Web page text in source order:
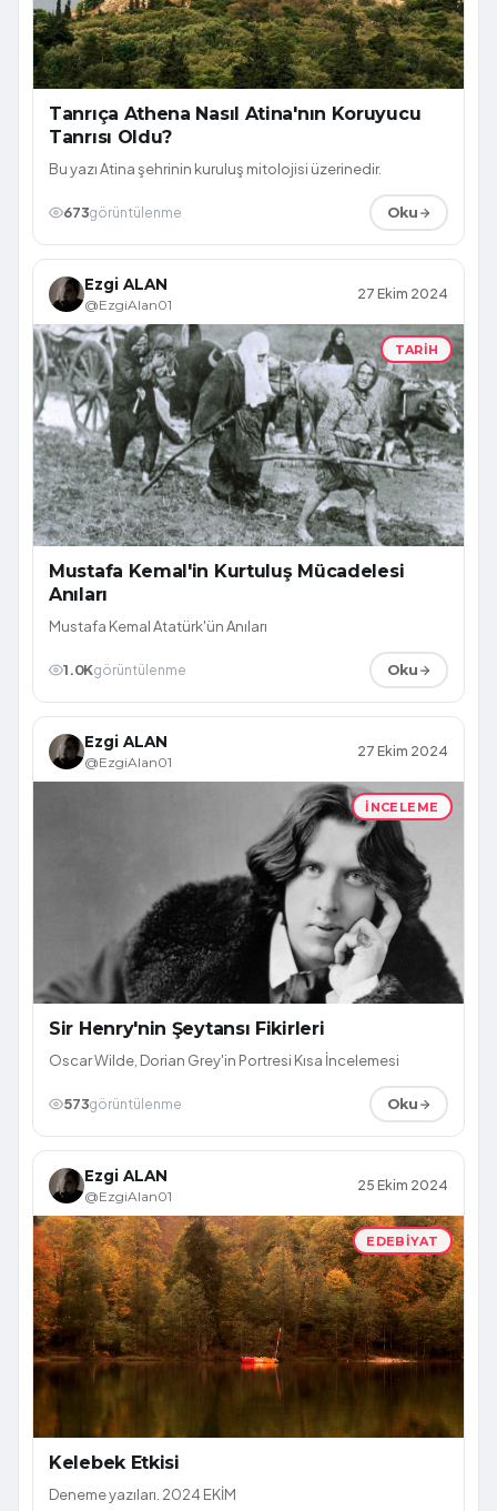
Tanrıça Athena Nasıl Atina'nın Koruyucu
Tanrısı Oldu?
Bu yazı Atina şehrinin kuruluş mitolojisi üzerinedir.
673görüntülenme Oku
Ezgi ALAN
@EzgiAlan01
27 Ekim 2024
TARIH
Mustafa Kemal'in Kurtuluş Mücadelesi
Anıları
Mustafa Kemal Atatürk'ün Anıları
1.0Kgörüntülenme Oku
Ezgi ALAN
@EzgiAlan01
27 Ekim 2024
İNCELEME
Sir Henry'nin Şeytansı Fikirleri
Oscar Wilde, Dorian Grey'in Portresi Kısa İncelemesi
573görüntülenme Oku
Ezgi ALAN
@EzgiAlan01
25 Ekim 2024
EDEBIYAT
Kelebek Etkisi
Deneme yazıları. 2024 EKİM